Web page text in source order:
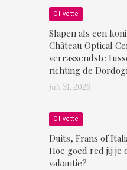
Olivette
Slapen als een
Château Optical
verrassendste
richting de
juli 31, 2026
Olivette
Duits, Frans of
Hoe goed red jij je
vakantie?